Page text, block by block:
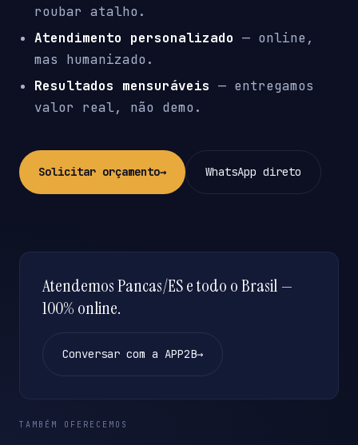
roubar atalho.
Atendimento personalizado — online,
mas humanizado.
Resultados mensuráveis — entregamos
valor real, não demo.
Solicitar orçamento→ WhatsApp direto
Atendemos Pancas/ES e todo o Brasil —
100% online.
Conversar com a APP2B→
TAMBÉM OFERECEMOS